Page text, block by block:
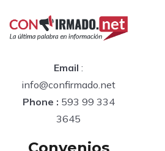
Email :
info@confirmado.net
Phone : 593 99 334
3645